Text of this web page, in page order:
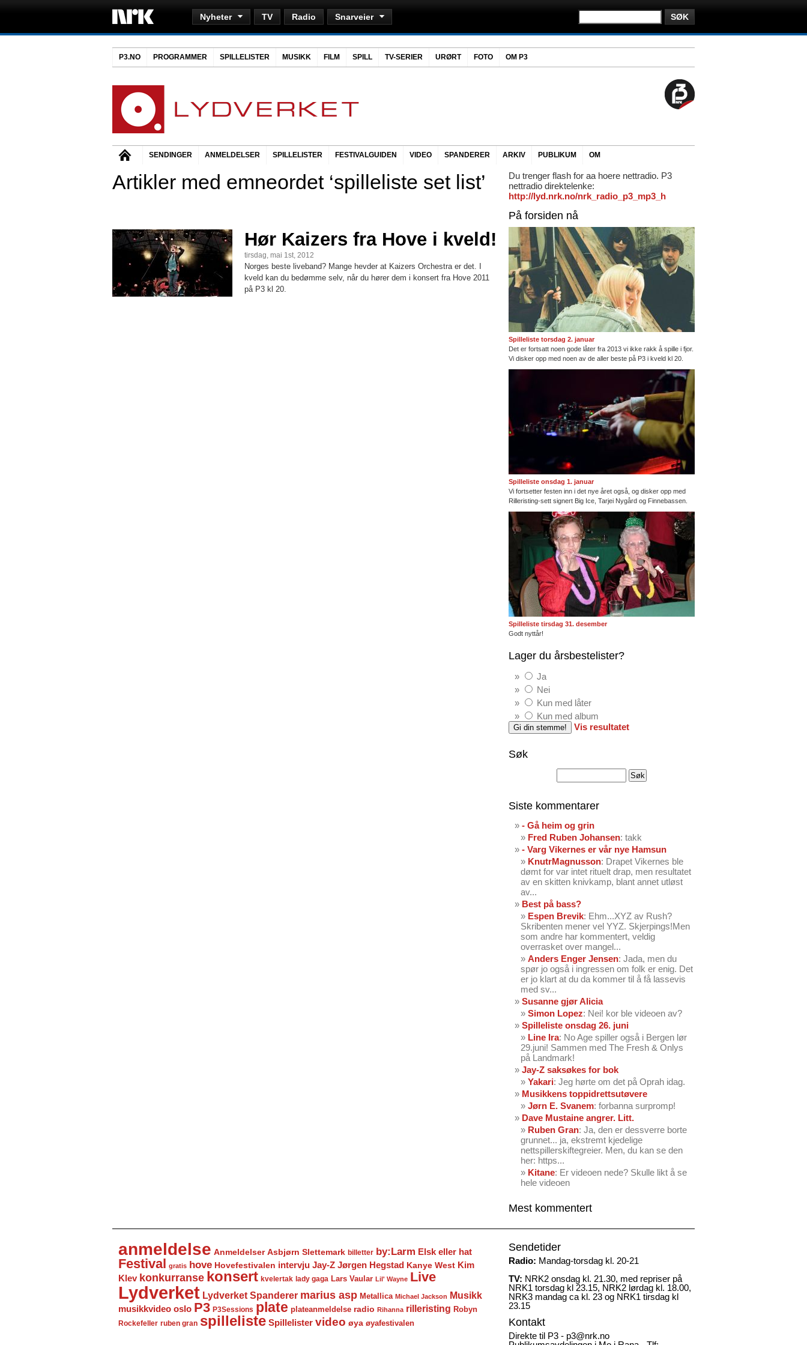
Nyheter TV Radio Snarveier
P3.NO PROGRAMMER SPILLELISTER MUSIKK FILM SPILL TV-SERIER URØRT FOTO OM P3
SENDINGER ANMELDELSER SPILLELISTER FESTIVALGUIDEN VIDEO SPANDERER ARKIV PUBLIKUM OM
Artikler med emneordet ‘spilleliste set list’
Hør Kaizers fra Hove i kveld!
tirsdag, mai 1st, 2012
Norges beste liveband? Mange hevder at Kaizers Orchestra er det. I
kveld kan du bedømme selv, når du hører dem i konsert fra Hove 2011
på P3 kl 20.
Du trenger flash for aa hoere nettradio. P3
nettradio direktelenke:
http://lyd.nrk.no/nrk_radio_p3_mp3_h
På forsiden nå
Spilleliste torsdag 2. januar
Det er fortsatt noen gode låter fra 2013 vi ikke rakk å spille i fjor.
Vi disker opp med noen av de aller beste på P3 i kveld kl 20.
Spilleliste onsdag 1. januar
Vi fortsetter festen inn i det nye året også, og disker opp med
Rilleristing-sett signert Big Ice, Tarjei Nygård og Finnebassen.
Spilleliste tirsdag 31. desember
Godt nyttår!
Lager du årsbestelister?
Ja
Nei
Kun med låter
Kun med album
Vis resultatet
Søk
Siste kommentarer
- Gå heim og grin
Fred Ruben Johansen: takk
- Varg Vikernes er vår nye Hamsun
KnutrMagnusson: Drapet Vikernes ble
dømt for var intet rituelt drap, men resultatet
av en skitten knivkamp, blant annet utløst
av...
Best på bass?
Espen Brevik: Ehm...XYZ av Rush?
Skribenten mener vel YYZ. Skjerpings!Men
som andre har kommentert, veldig
overrasket over mangel...
Anders Enger Jensen: Jada, men du
spør jo også i ingressen om folk er enig. Det
er jo klart at du da kommer til å få lassevis
med sv...
Susanne gjør Alicia
Simon Lopez: Nei! kor ble videoen av?
Spilleliste onsdag 26. juni
Line Ira: No Age spiller også i Bergen lør
29.juni! Sammen med The Fresh & Onlys
på Landmark!
Jay-Z saksøkes for bok
Yakari: Jeg hørte om det på Oprah idag.
Musikkens toppidrettsutøvere
Jørn E. Svanem: forbanna surpromp!
Dave Mustaine angrer. Litt.
Ruben Gran: Ja, den er dessverre borte
grunnet... ja, ekstremt kjedelige
nettspillerskiftegreier. Men, du kan se den
her: https...
Kitane: Er videoen nede? Skulle likt å se
hele videoen
Mest kommentert
anmeldelse Anmeldelser Asbjørn Slettemark billetter by:Larm Elsk eller hat
Festival gratis hove Hovefestivalen intervju Jay-Z Jørgen Hegstad Kanye West Kim
Klev konkurranse konsert kvelertak lady gaga Lars Vaular Lil' Wayne Live
Lydverket Lydverket Spanderer marius asp Metallica Michael Jackson
Musikk
musikkvideo oslo P3 P3Sessions plate plateanmeldelse radio Rihanna rilleristing Robyn
Rockefeller ruben gran spilleliste Spillelister video øya øyafestivalen
Sendetider
Radio: Mandag-torsdag kl. 20-21
TV: NRK2 onsdag kl. 21.30, med repriser på
NRK1 torsdag kl 23.15, NRK2 lørdag kl. 18.00,
NRK3 mandag ca kl. 23 og NRK1 tirsdag kl
23.15
Kontakt
Direkte til P3 - p3@nrk.no